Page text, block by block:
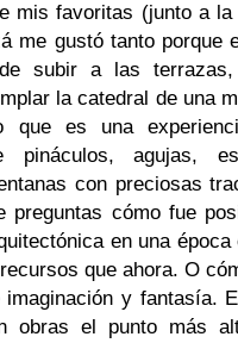
mis favoritas (junto a
me gustó tanto porque
subir a las
la catedral de una
que es una
pináculos, agujas,
con preciosas
preguntas cómo fue
en una
que ahora. O
imaginación y fantasía.
obras el punto más